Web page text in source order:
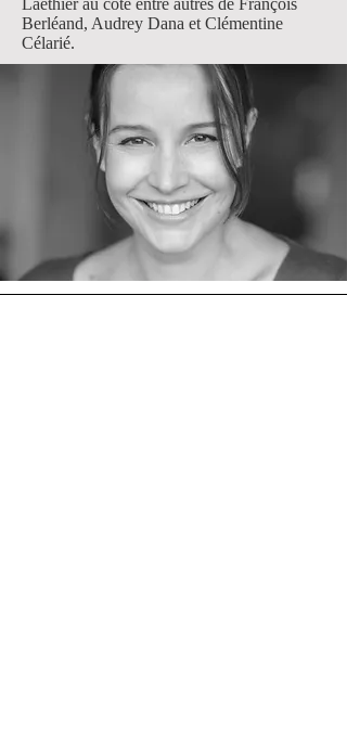
Laethier au côté entre autres de François
Berléand, Audrey Dana et Clémentine
Célarié.